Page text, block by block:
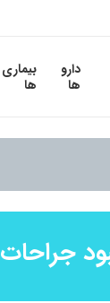
دارو
ها
بیماری
ها
جراحات